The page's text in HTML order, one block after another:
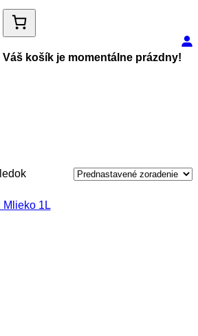
Váš košík je momentálne prázdny!